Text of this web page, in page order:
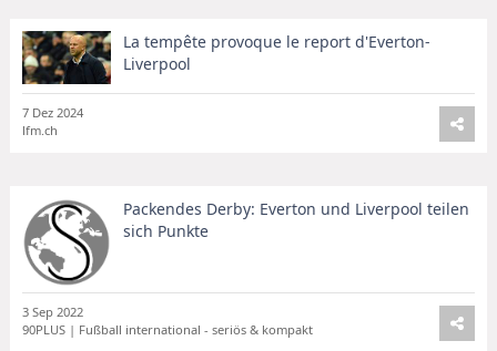
La tempête provoque le report d'Everton-
Liverpool
7 Dez 2024
lfm.ch
Packendes Derby: Everton und Liverpool teilen
sich Punkte
3 Sep 2022
90PLUS | Fußball international - seriös & kompakt